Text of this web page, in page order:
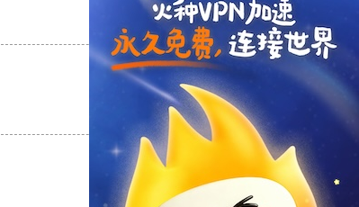
支持 [0] 反对 [0]
支持